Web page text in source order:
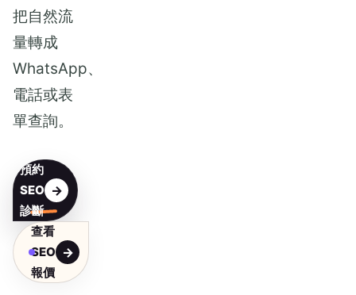
把自然流
量轉成
WhatsApp、
電話或表
單查詢。
預約
SEO
診斷
查看
SEO
報價